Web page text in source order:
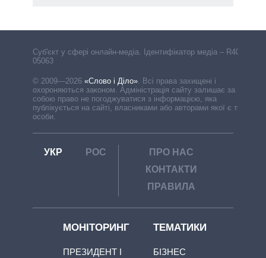
Cуб'єкт у сфері онлайн-медіа. Ідентифікатор медіа – R40-
05063
© 2009—2026 «Слово і Діло». Всі права захищені і
охороняються законом. Адміністрація сайту залишає за
собою право не погоджуватися з інформацією, яка
публікується на сайті, власниками або авторами якої є треті
особи.
УКР РОС
ПРО НАС
КОНТАКТИ
ПРАВИЛА
МОНІТОРИНГ
ПРЕЗИДЕНТ І
ТЕМАТИКИ
БІЗНЕС